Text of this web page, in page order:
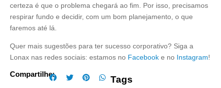
certeza é que o problema chegará ao fim. Por isso, precisamos
respirar fundo e decidir, com um bom planejamento, o que
faremos até lá.
Quer mais sugestões para ter sucesso corporativo? Siga a
Lonax nas redes sociais: estamos no Facebook e no Instagram!
Compartilhe:
Tags